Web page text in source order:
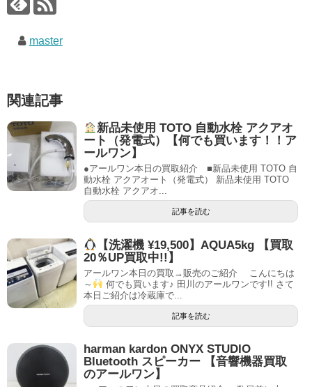
master
関連記事
新品未使用 TOTO 自動水栓 アクアオ
ート（発電式）【何でも買います！！ア
ールワン】
●アールワン本日の買取紹介 ■新品未使用 TOTO 自
動水栓 アクアオート（発電式） 新品未使用 TOTO
自動水栓 アクアオ...
記事を読む
【洗濯機 ¥19,500】AQUA5kg 【買取
20％UP買取中!!】
アールワン本日の買取→販売のご紹介 こんにちは
～
何でも買います♪ 田川のアールワンです!! さて
本日ご紹介は冷蔵庫で...
記事を読む
harman kardon ONYX STUDIO
Bluetooth スピーカー 【音響機器買取
のアールワン】